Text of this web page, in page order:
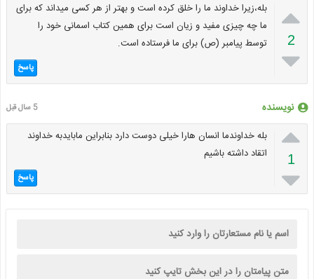

2

بله،زیرا خداوند ما را خلق کرده است و بهتر از هر کسی میداند که برای
ما چه چیزی مفید و زیان است برای همین کتاب اسمانی خود را
توسط پیامبر (ص) برای ما فرستاده است.
پاسخ
نویسنده 5 سال قبل

1

بله خداوندما انسان هارا خیلی دوست دارد بنابراین مابایدبه خداوند
اتقاد داشته باشیم
پاسخ